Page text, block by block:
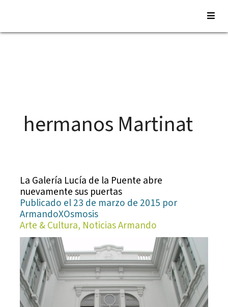
Saltar
hermanos Martinat
La Galería Lucía de la Puente abre
nuevamente sus puertas
Publicado el 23 de marzo de 2015 por
ArmandoXOsmosis
Arte & Cultura, Noticias Armando